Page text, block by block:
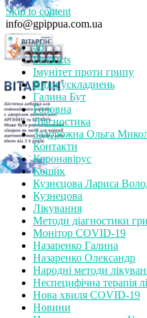
Skip to content
info@gpippua.com.ua
46
Products
Імунітет проти грипу
Види ускладнень
Галина Бут
Головна
Діагностика
Задорожна Ольга
Контакти
Коронавірус
Кошик
Кузнєцова Лариса
Кузнецова
Лікування
Методи діагностики
Монітор СOVID-19
Назаренко Галина
Назаренко Олександр
Народні методи
Неспецифічна терапія
Нова хвиля COVID-19
Новини